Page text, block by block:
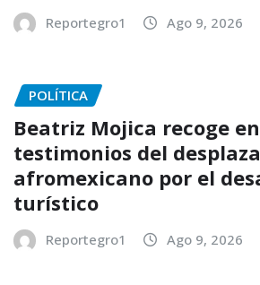
Reportegro1 Ago 9, 2026
POLÍTICA
Beatriz Mojica recoge
testimonios del
afromexicano por el
turístico
Reportegro1 Ago 9, 2026